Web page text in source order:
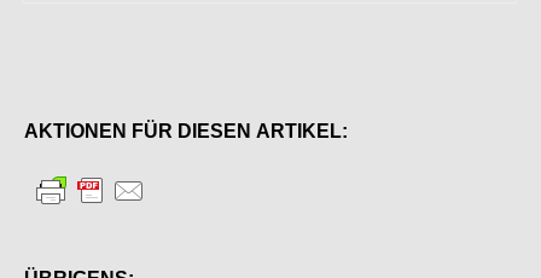
AKTIONEN FÜR DIESEN ARTIKEL: